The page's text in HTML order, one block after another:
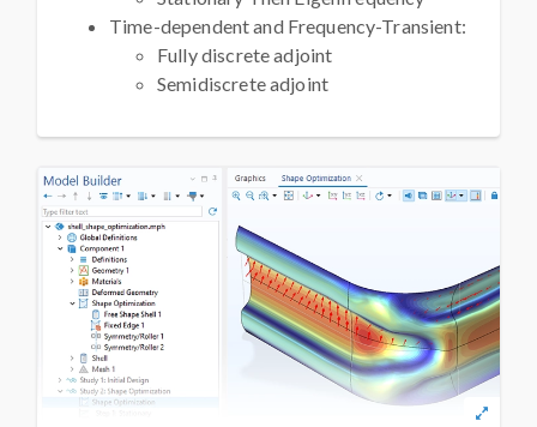
Time-dependent and Frequency-Transient:
Fully discrete adjoint
Semidiscrete adjoint